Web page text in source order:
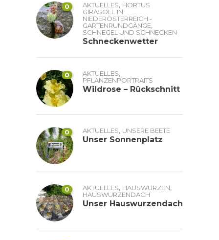
0 AKTUELLES, HORTUS
GIRASOLE IN
NIEDERÖSTERREICH -
GARTENRUNDGÄNGE,
SCHNEGEL UND SCHNECKEN
Schneckenwetter
0 AKTUELLES,
PFLANZENPORTRAITS
Wildrose – Rückschnitt
0 AKTUELLES, UNSERE BEETE
Unser Sonnenplatz
0 AKTUELLES, HAUSWURZEN,
HAUSWURZENDACH
Unser Hauswurzendach